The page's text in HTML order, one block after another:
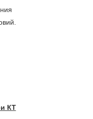
КТ